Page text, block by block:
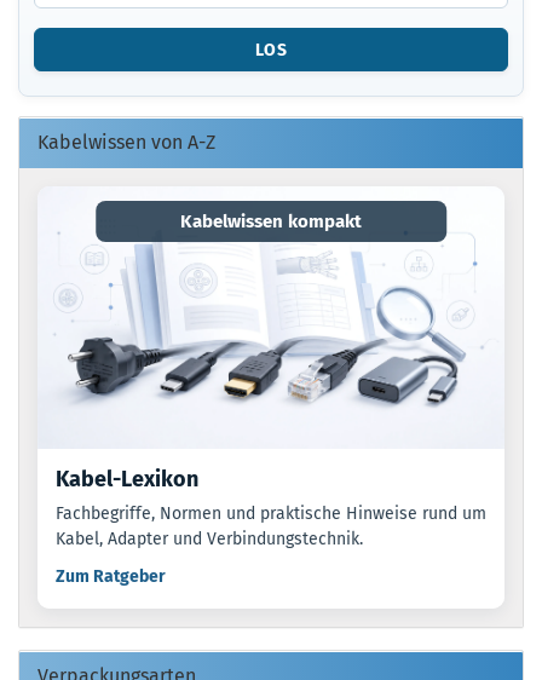
DIE
ARTIKELNUMMER
EAN
EIN.
LOS
Kabelwissen von A-Z
Kabelwissen kompakt
Kabel-Lexikon
Fachbegriffe, Normen und praktische Hinweise rund um
Kabel, Adapter und Verbindungstechnik.
Zum Ratgeber